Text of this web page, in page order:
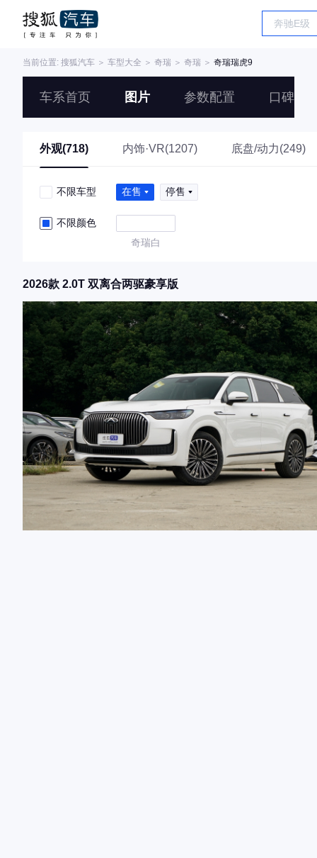
当前位置: 搜狐汽车 ＞ 车型大全 ＞ 奇瑞 ＞ 奇瑞 ＞ 奇瑞瑞虎9
车系首页 图片 参数配置 口碑
外观(718) 内饰·VR(1207) 底盘/动力(249)
不限车型 在售 停售
不限颜色
奇瑞白
2026款 2.0T 双离合两驱豪享版